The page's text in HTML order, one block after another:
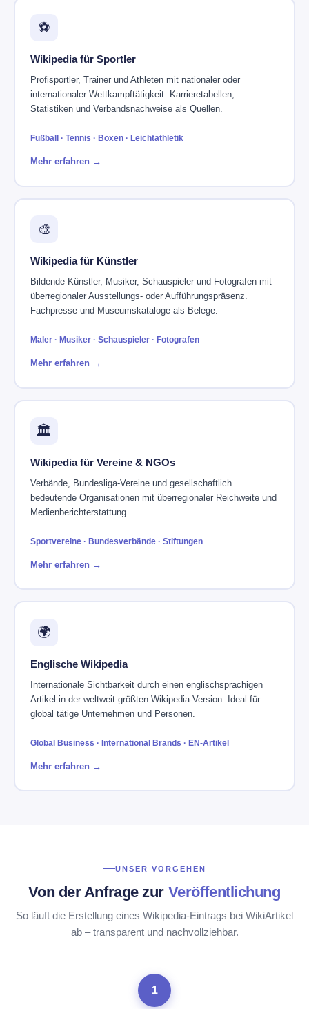
⚽
Wikipedia für Sportler
Profisportler, Trainer und Athleten mit nationaler oder
internationaler Wettkampftätigkeit. Karrieretabellen,
Statistiken und Verbandsnachweise als Quellen.
Fußball · Tennis · Boxen · Leichtathletik
Mehr erfahren →
🎨
Wikipedia für Künstler
Bildende Künstler, Musiker, Schauspieler und Fotografen mit
überregionaler Ausstellungs- oder Aufführungspräsenz.
Fachpresse und Museumskataloge als Belege.
Maler · Musiker · Schauspieler · Fotografen
Mehr erfahren →
🏛️
Wikipedia für Vereine & NGOs
Verbände, Bundesliga-Vereine und gesellschaftlich
bedeutende Organisationen mit überregionaler Reichweite und
Medienberichterstattung.
Sportvereine · Bundesverbände · Stiftungen
Mehr erfahren →
🌍
Englische Wikipedia
Internationale Sichtbarkeit durch einen englischsprachigen
Artikel in der weltweit größten Wikipedia-Version. Ideal für
global tätige Unternehmen und Personen.
Global Business · International Brands · EN-Artikel
Mehr erfahren →
UNSER VORGEHEN
Von der Anfrage zur Veröffentlichung
So läuft die Erstellung eines Wikipedia-Eintrags bei WikiArtikel
ab – transparent und nachvollziehbar.
1